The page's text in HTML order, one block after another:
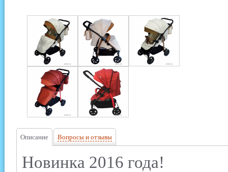
Описание Вопросы и отзывы
Новинка 2016 года!